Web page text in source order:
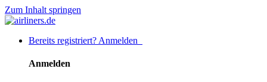
Zum Inhalt springen
Bereits registriert? Anmelden
Anmelden